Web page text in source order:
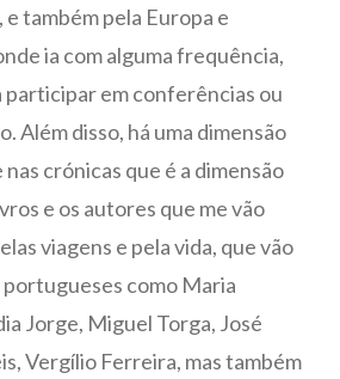
e também pela Europa e
ia com alguma frequência,
participar em conferências ou
Além disso, há uma dimensão
crónicas que é a dimensão
e os autores que me vão
viagens e pela vida, que vão
como Maria
Jorge, Miguel Torga, José
Vergílio Ferreira, mas também